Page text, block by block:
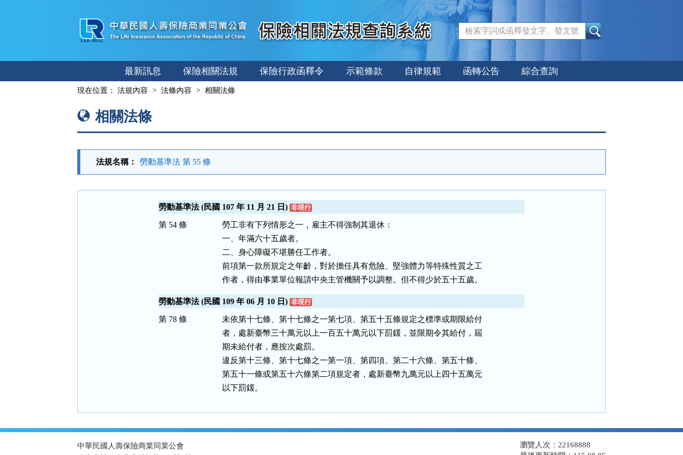
容
最新訊息 保險相關法規 保險行政函釋令 示範條款 自律規範 函轉公告 綜合查詢
現在位置： 法規內容 法條內容 相關法條
相關法條
法規名稱： 勞動基準法 第 55 條
勞動基準法 (民國 107 年 11 月 21 日) 非現行
第 54 條
勞工非有下列情形之一，雇主不得強制其退休：
一、年滿六十五歲者。
二、身心障礙不堪勝任工作者。
前項第一款所規定之年齡，對於擔任具有危險、堅強體力等特殊性質之工
作者，得由事業單位報請中央主管機關予以調整。但不得少於五十五歲。
勞動基準法 (民國 109 年 06 月 10 日) 非現行
第 78 條
未依第十七條、第十七條之一第七項、第五十五條規定之標準或期限給付
者，處新臺幣三十萬元以上一百五十萬元以下罰鍰，並限期令其給付，屆
期未給付者，應按次處罰。
違反第十三條、第十七條之一第一項、第四項、第二十六條、第五十條、
第五十一條或第五十六條第二項規定者，處新臺幣九萬元以上四十五萬元
以下罰鍰。
中華民國人壽保險商業同業公會
瀏覽人次：22168888